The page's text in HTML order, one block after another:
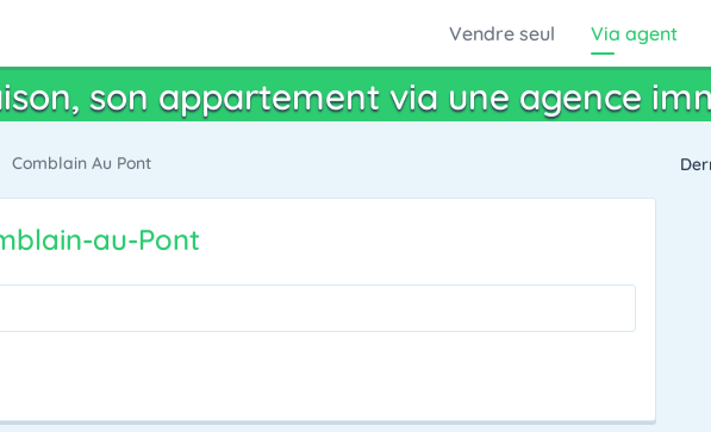
Vendre seul Via agent
son appartement via une agence
Comblain Au Pont
au-Pont